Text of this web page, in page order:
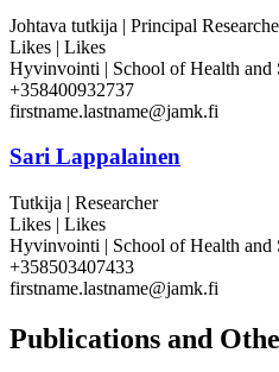
Johtava tutkija | Principal
Likes | Likes
Hyvinvointi | School of Health and
+358400932737
firstname.lastname@jamk.fi
Sari Lappalainen
Tutkija | Researcher
Likes | Likes
Hyvinvointi | School of Health and
+358503407433
firstname.lastname@jamk.fi
Publications and